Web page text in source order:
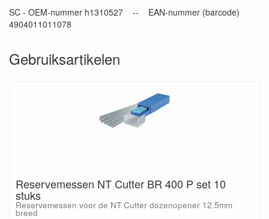
SC - OEM-nummer h1310527 -- EAN-nummer (barcode)
4904011011078
Gebruiksartikelen
Reservemessen NT Cutter BR 400 P set 10
stuks
Reservemessen voor de NT Cutter dozenopener 12.5mm
breed